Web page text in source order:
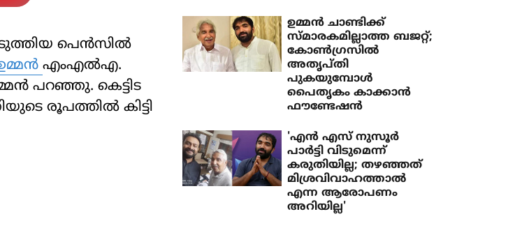
പെന്‍സില്‍
എംഎല്‍എ.
പറഞ്ഞു. കെട്ടിട
രൂപത്തില്‍ കിട്ടി
ഉമ്മൻ ചാണ്ടിക്ക്
സ്മാരകമില്ലാത്ത ബജറ്റ്;
കോൺഗ്രസിൽ
അതൃപ്തി
പുകയുമ്പോൾ
പൈതൃകം കാക്കാൻ
ഫൗണ്ടേഷൻ
'എന്‍ എസ് നുസൂര്‍
പാര്‍ട്ടി വിടുമെന്ന്
കരുതിയില്ല; തഴഞ്ഞത്
മിശ്രവിവാഹത്താല്‍
എന്ന ആരോപണം
അറിയില്ല'